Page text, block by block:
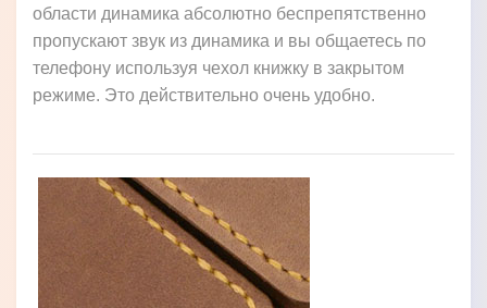
области динамика абсолютно беспрепятственно
пропускают звук из динамика и вы общаетесь по
телефону используя чехол книжку в закрытом
режиме. Это действительно очень удобно.